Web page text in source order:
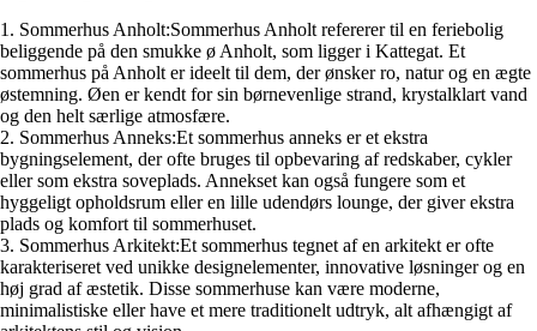
1. Sommerhus Anholt:Sommerhus Anholt refererer til en feriebolig
beliggende på den smukke ø Anholt, som ligger i Kattegat. Et
sommerhus på Anholt er ideelt til dem, der ønsker ro, natur og en ægte
østemning. Øen er kendt for sin børnevenlige strand, krystalklart vand
og den helt særlige atmosfære.
2. Sommerhus Anneks:Et sommerhus anneks er et ekstra
bygningselement, der ofte bruges til opbevaring af redskaber, cykler
eller som ekstra soveplads. Annekset kan også fungere som et
hyggeligt opholdsrum eller en lille udendørs lounge, der giver ekstra
plads og komfort til sommerhuset.
3. Sommerhus Arkitekt:Et sommerhus tegnet af en arkitekt er ofte
karakteriseret ved unikke designelementer, innovative løsninger og en
høj grad af æstetik. Disse sommerhuse kan være moderne,
minimalistiske eller have et mere traditionelt udtryk, alt afhængigt af